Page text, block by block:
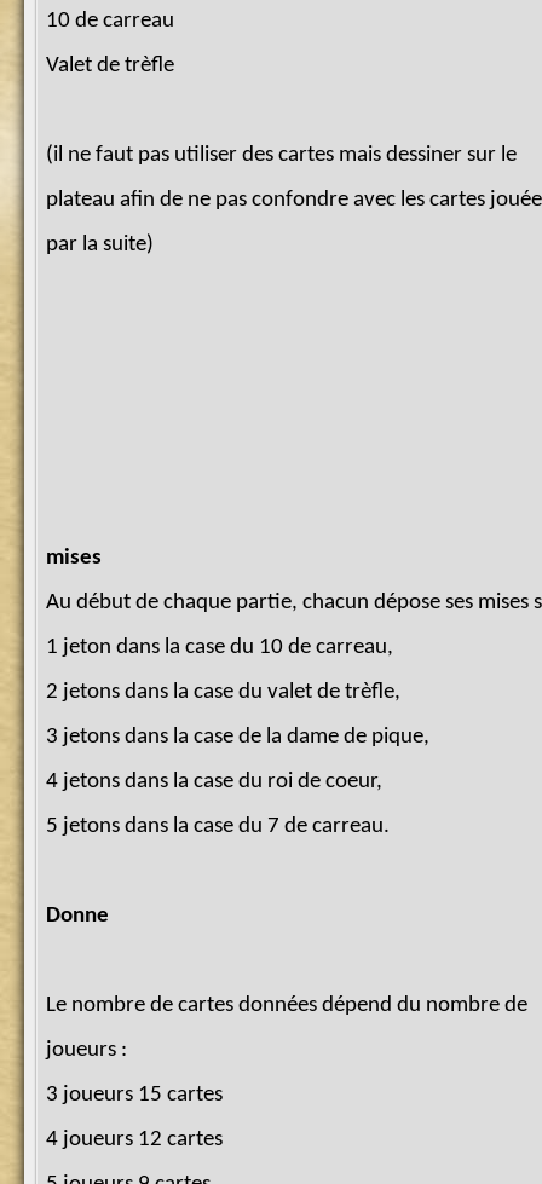
10 de carreau
Valet de trèfle
(il ne faut pas utiliser des cartes mais dessiner sur le
plateau afin de ne pas confondre avec les cartes
par la suite)
mises
Au début de chaque partie, chacun dépose ses mises
1 jeton dans la case du 10 de carreau,
2 jetons dans la case du valet de trèfle,
3 jetons dans la case de la dame de pique,
4 jetons dans la case du roi de coeur,
5 jetons dans la case du 7 de carreau.
Donne
Le nombre de cartes données dépend du nombre de
joueurs :
3 joueurs 15 cartes
4 joueurs 12 cartes